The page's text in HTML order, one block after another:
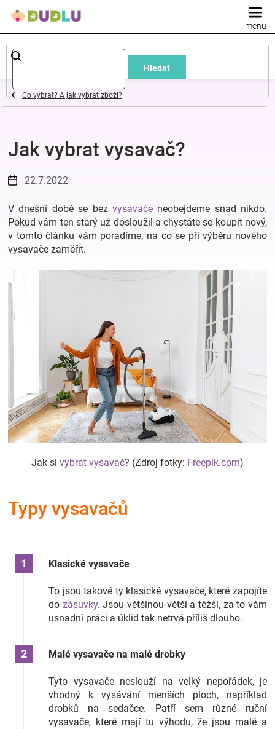
Hledat
Dětské
a
oblečení
Pokojíček
a
kojenecká
výbava
pro
děti
Těhotenské
oblečení
Značky
Přihlášení
Co vybrat? A jak vybrat zboží?
Jak vybrat vysavač?
22.7.2022
V dnešní době se bez vysavačeneobejdeme snad nikdo.
Pokud vám ten starý už dosloužil a chystáte se koupit nový,
v tomto článku vám poradíme, na co se při výběru nového
vysavače zaměřit.
Jak si vybrat vysavač? (Zdroj fotky: Freepik.com)
Typy vysavačů
Klasické vysavače
To jsou takové ty klasické vysavače, které zapojíte
do zásuvky. Jsou většinou větší a těžší, za to vám
usnadní práci a úklid tak netrvá příliš dlouho.
Malé vysavače na malé drobky
Tyto vysavače neslouží na velký nepořádek, je
vhodný k vysávání menších ploch, například
drobků na sedačce. Patří sem různé ruční
vysavače, které mají tu výhodu, že jsou malé a